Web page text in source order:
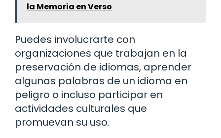
la Memoria en Verso
Puedes involucrarte con
organizaciones que trabajan en la
preservación de idiomas, aprender
algunas palabras de un idioma en
peligro o incluso participar en
actividades culturales que
promuevan su uso.